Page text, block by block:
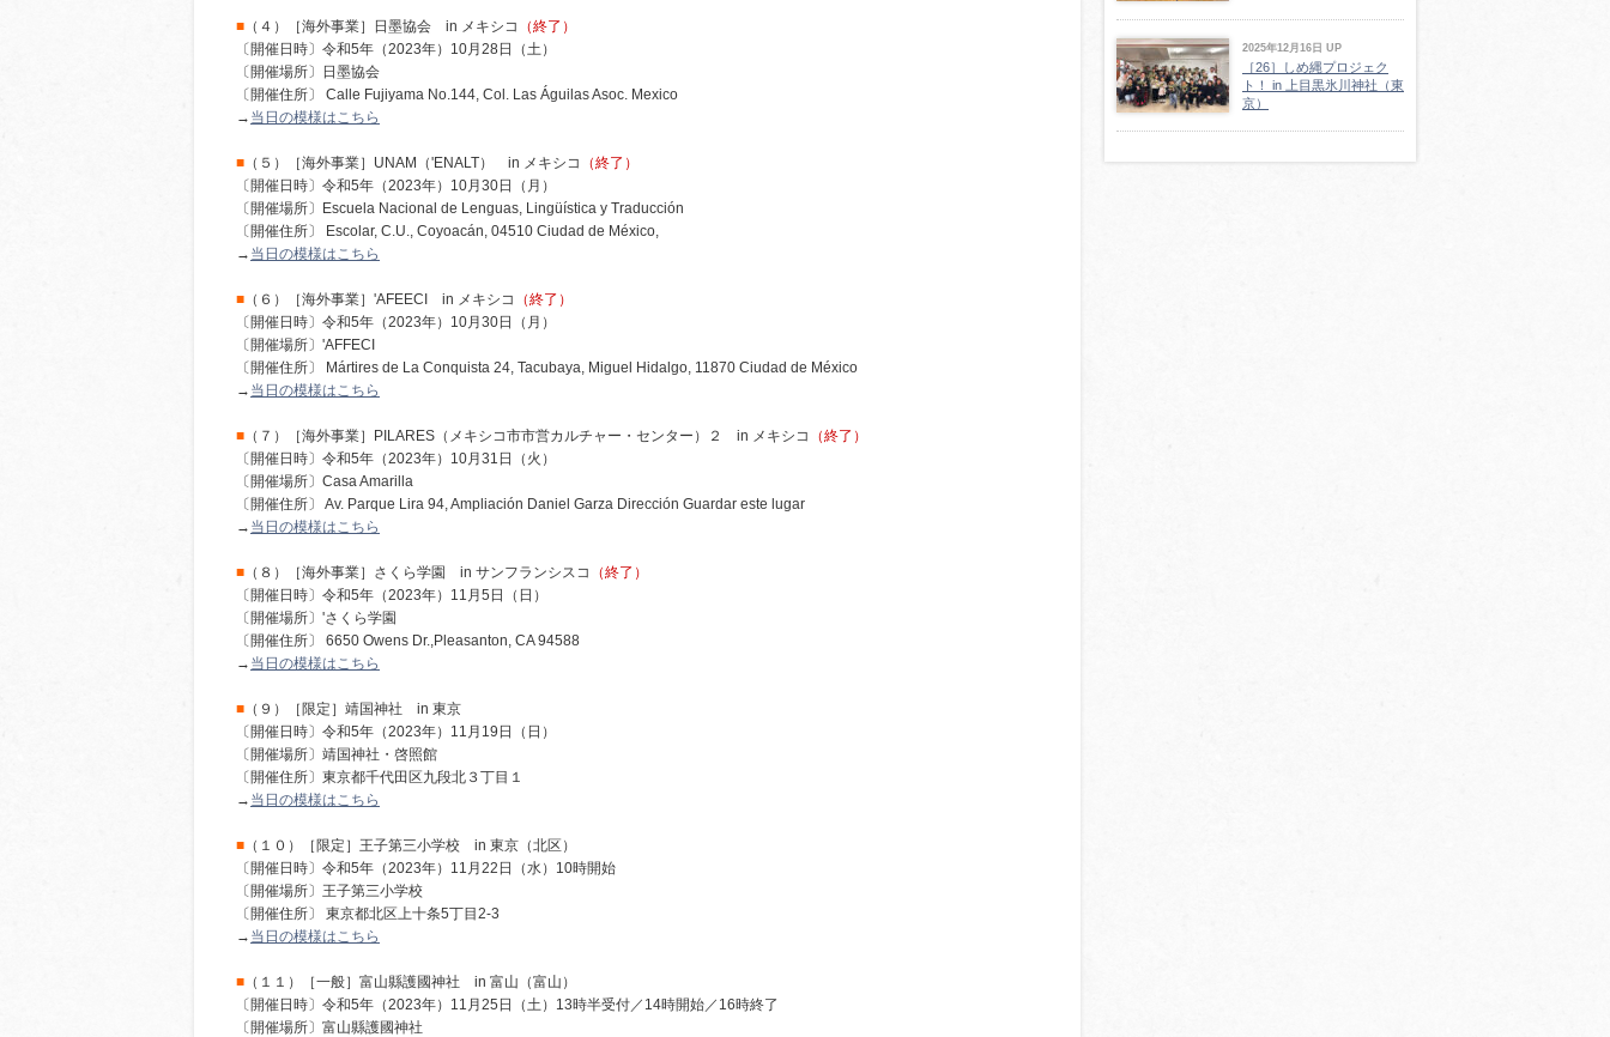
■ （４）［海外事業］日墨協会 in メキシコ
（終了）
〔開催日時〕令和5年（2023年）10月28日（土）
〔開催場所〕日墨協会
〔開催住所〕 Calle Fujiyama No.144, Col. Las Águilas Asoc. Mexico
→ 当日の模様はこちら
■ （５）［海外事業］UNAM（'ENALT） in メキシコ
（終了）
〔開催日時〕令和5年（2023年）10月30日（月）
〔開催場所〕Escuela Nacional de Lenguas, Lingüística y Traducción
〔開催住所〕 Escolar, C.U., Coyoacán, 04510 Ciudad de México,
→ 当日の模様はこちら
■ （６）［海外事業］'AFEECI in メキシコ
（終了）
〔開催日時〕令和5年（2023年）10月30日（月）
〔開催場所〕'AFFECI
〔開催住所〕 Mártires de La Conquista 24, Tacubaya, Miguel Hidalgo, 11870 Ciudad de México
→ 当日の模様はこちら
■ （７）［海外事業］PILARES（メキシコ市市営カルチャー・センター）２ in メキシコ
（終了）
〔開催日時〕令和5年（2023年）10月31日（火）
〔開催場所〕Casa Amarilla
〔開催住所〕 Av. Parque Lira 94, Ampliación Daniel Garza Dirección Guardar este lugar
→ 当日の模様はこちら
■ （８）［海外事業］さくら学園 in サンフランシスコ
（終了）
〔開催日時〕令和5年（2023年）11月5日（日）
〔開催場所〕'さくら学園
〔開催住所〕 6650 Owens Dr.,Pleasanton, CA 94588
→ 当日の模様はこちら
■ （９）［限定］靖国神社 in 東京
〔開催日時〕令和5年（2023年）11月19日（日）
〔開催場所〕靖国神社・啓照館
〔開催住所〕東京都千代田区九段北３丁目１
→ 当日の模様はこちら
■ （１０）［限定］王子第三小学校 in 東京（北区）
〔開催日時〕令和5年（2023年）11月22日（水）10時開始
〔開催場所〕王子第三小学校
〔開催住所〕 東京都北区上十条5丁目2-3
→ 当日の模様はこちら
■ （１１）［一般］富山縣護國神社 in 富山（富山）
〔開催日時〕令和5年（2023年）11月25日（土）13時半受付／14時開始／16時終了
〔開催場所〕富山縣護國神社
2025年12月16日 UP
［26］しめ縄プロジェク
ト！ in 上目黒氷川神社（東
京）